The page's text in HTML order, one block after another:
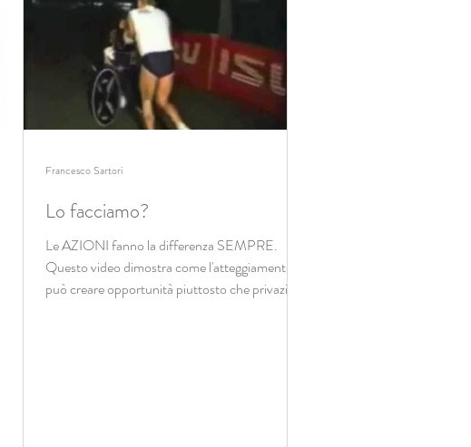
Lo facciamo?
Le AZIONI fanno la differenza SEMPRE.
Questo video dimostra come l'atteggiamento
può creare opportunità piuttosto che privazioni.
Francesco Sartori